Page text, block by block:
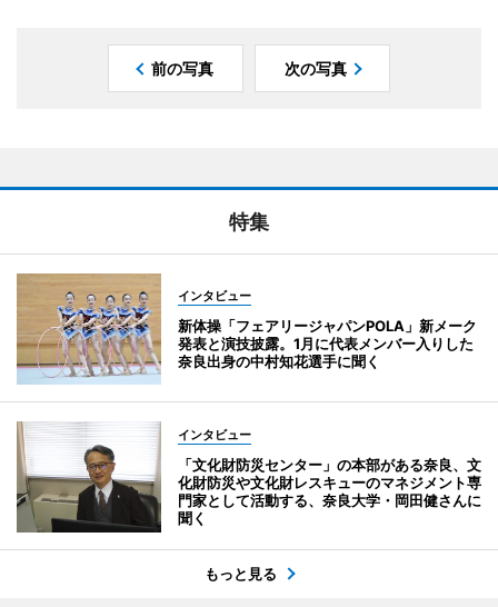
前の写真 次の写真
特集
インタビュー
新体操「フェアリージャパンPOLA」新メーク
発表と演技披露。1月に代表メンバー入りした
奈良出身の中村知花選手に聞く
インタビュー
「文化財防災センター」の本部がある奈良、文
化財防災や文化財レスキューのマネジメント専
門家として活動する、奈良大学・岡田健さんに
聞く
もっと見る